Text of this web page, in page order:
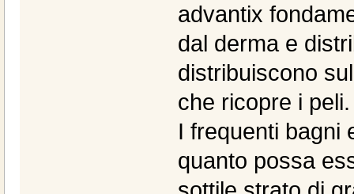
advantix
dal derma e
distribuiscono
che ricopre i peli.
I frequenti bagni
quanto possa